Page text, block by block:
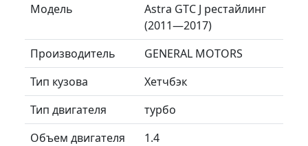
Модель
Astra GTC J рестайлинг
(2011—2017)
Производитель
GENERAL MOTORS
Тип кузова
Хетчбэк
Тип двигателя
турбо
Объем двигателя
1.4